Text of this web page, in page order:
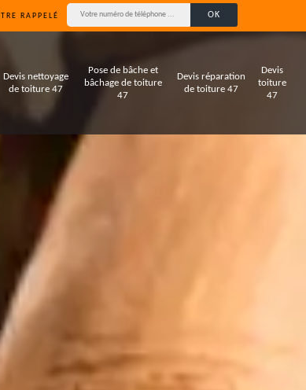
RAPPELÉ
Devis nettoyage
de toiture 47
Pose de bâche et
bâchage de toiture
47
Devis réparation
de toiture 47
Devis
toiture
47